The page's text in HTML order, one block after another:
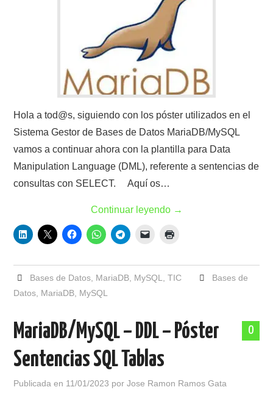
Hola a tod@s, siguiendo con los póster utilizados en el
Sistema Gestor de Bases de Datos MariaDB/MySQL
vamos a continuar ahora con la plantilla para Data
Manipulation Language (DML), referente a sentencias de
consultas con SELECT. Aquí os…
Continuar leyendo →
Bases de Datos, MariaDB, MySQL TIC
Bases de
Datos MariaDB MySQL
0
MariaDB/MySQL – DDL – Póster
Sentencias SQL Tablas
Publicada en 11/01/2023 porJose Ramon Ramos Gata